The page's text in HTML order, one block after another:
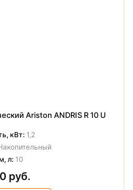
Ariston ANDRIS R 10 U
кВт:1,2
л:10
руб.